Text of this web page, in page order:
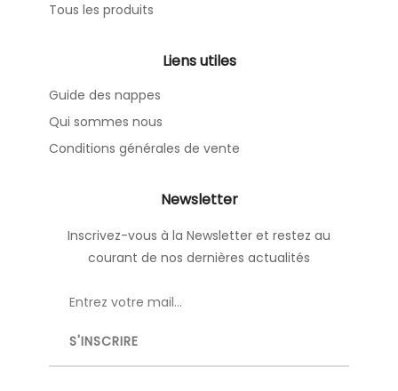
Tous les produits
Liens utiles
Guide des nappes
Qui sommes nous
Conditions générales de vente
Newsletter
Inscrivez-vous à la Newsletter et restez au
courant de nos dernières actualités